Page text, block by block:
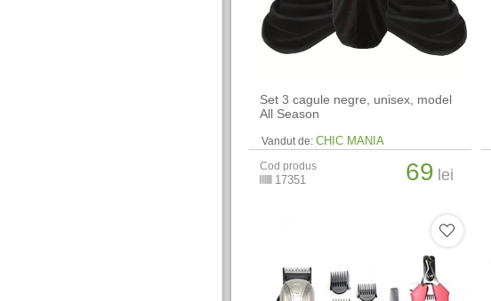
Set 3 cagule negre, unisex, model
All Season
Vandut de: CHIC MANIA
Cod produs
17351 69 lei